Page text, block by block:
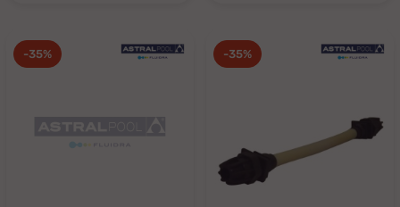
-35% -35%